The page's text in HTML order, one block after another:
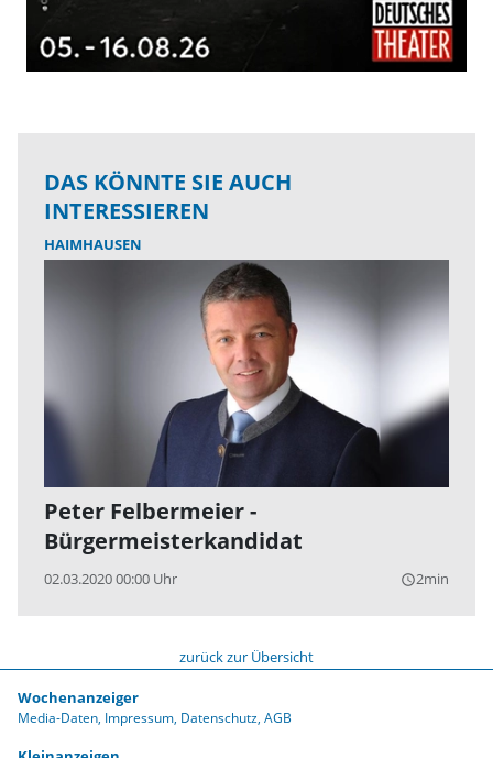
DAS KÖNNTE SIE AUCH
INTERESSIEREN
HAIMHAUSEN
Peter Felbermeier -
Bürgermeisterkandidat
02.03.2020 00:00 Uhr query_builder2min
zurück zur Übersicht
Wochenanzeiger
Media-Daten Impressum Datenschutz AGB